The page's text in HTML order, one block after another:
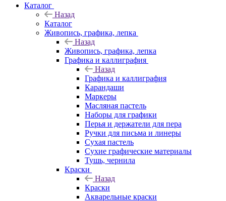
Каталог
Назад
Каталог
Живопись, графика, лепка
Назад
Живопись, графика, лепка
Графика и каллиграфия
Назад
Графика и каллиграфия
Карандаши
Маркеры
Масляная пастель
Наборы для графики
Перья и держатели для пера
Ручки для письма и линеры
Сухая пастель
Сухие графические материалы
Тушь, чернила
Краски
Назад
Краски
Акварельные краски